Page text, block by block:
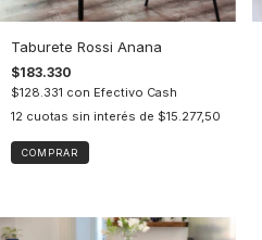
Taburete Rossi Anana
$183.330
$128.331 con Efectivo Cash
12 cuotas sin interés de $15.277,50
COMPRAR